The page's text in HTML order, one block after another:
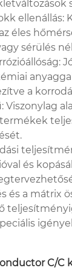
ellenállás:
éles
sérülés
a
Viszonylag
és
és a mátrix
C/C